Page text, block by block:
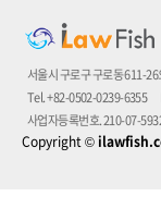
서울시 구로구 구로동 611-
Tel. +82-0502-0239-6355
사업자등록번호. 210-07-
Copyright©